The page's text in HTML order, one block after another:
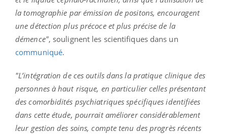
la tomographie par émission de positons, encouragent
une détection plus précoce et plus précise de la
démence", soulignent les scientifiques dans un
communiqué.
"L’intégration de ces outils dans la pratique clinique des
personnes à haut risque, en particulier celles présentant
des comorbidités psychiatriques spécifiques identifiées
dans cette étude, pourrait améliorer considérablement
leur gestion des soins, compte tenu des progrès récents